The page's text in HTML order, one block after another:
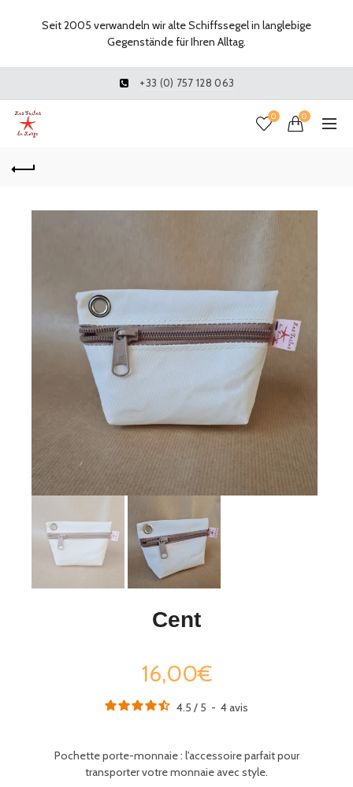
+33 (0) 757 128 063
0 0
Cent
16,00€
4.5 / 5 - 4avis
Pochette porte-monnaie : l'accessoire parfait pour
transporter votre monnaie avec style.
Seit 2005 verwandeln wir alte Schiffssegel in langlebige
Gegenstände für Ihren Alltag.